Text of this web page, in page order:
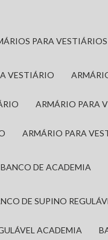
PARA VESTIÁRIOS
VESTIÁRIO
ARMÁRIO PARA
ARMÁRIO PARA
BANCO DE ACADEMIA
DE SUPINO
ACADEMIA